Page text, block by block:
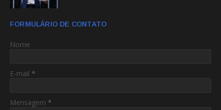
FORMULÁRIO DE CONTATO
Nome
E-mail *
Mensagem *